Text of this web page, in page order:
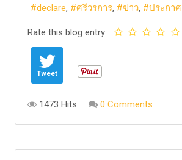
declare
ศรีวรการ ข่าว ประกาศ
Rate this blog entry:
Tweet
1473 Hits 0 Comments